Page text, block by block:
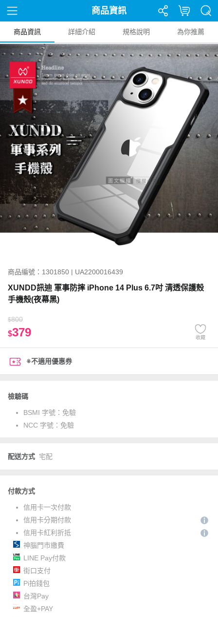
商品資訊
商品資訊 詳細介紹 規格說明 為你推薦
商品編號：1301850 | UA2200016439
XUNDD訊迪 軍事防摔 iPhone 14 Plus 6.7吋 清透保護殼
手機殼(夜幕黑)
$800
$379 收藏
※不適用優惠券
檢驗碼
BSMI 字號： 免驗
NCC 字號： 免驗
配送方式 宅配
付款方式
信用卡一次付款
信用卡分期付款
信用卡紅利折抵
神腦門市繳費
LINE Pay付款
街口支付
Pi拍錢包
台灣Pay
全盈+PAY